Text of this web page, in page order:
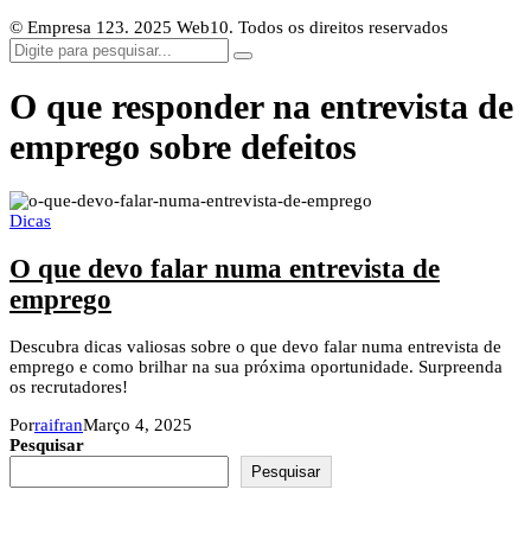
© Empresa 123. 2025 Web10. Todos os direitos reservados
O que responder na entrevista de
emprego sobre defeitos
Dicas
O que devo falar numa entrevista de
emprego
Descubra dicas valiosas sobre o que devo falar numa entrevista de
emprego e como brilhar na sua próxima oportunidade. Surpreenda
os recrutadores!
PorraifranMarço 4, 2025
Pesquisar
Pesquisar